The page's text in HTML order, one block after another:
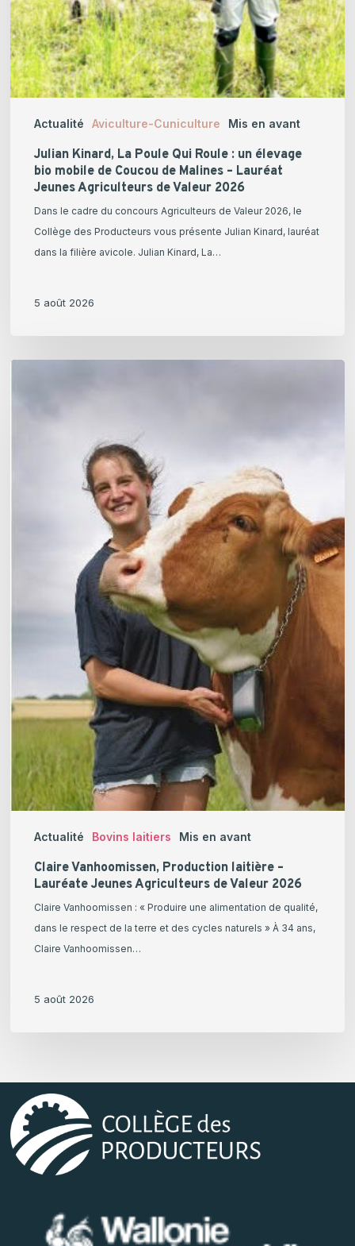
Actualité Aviculture-Cuniculture Mis en avant
Coucou
de
Malines
–
Jeunes
Agriculteurs
Valeur
2026
Julian Kinard, La Poule Qui Roule : un élevage
bio mobile de Coucou de Malines – Lauréat
Jeunes Agriculteurs de Valeur 2026
Dans le cadre du concours Agriculteurs de Valeur 2026, le
Collège des Producteurs vous présente Julian Kinard, lauréat
dans la filière avicole. Julian Kinard, La…
5 août 2026
Actualité Bovins laitiers Mis en avant
Claire Vanhoomissen, Production laitière –
Lauréate Jeunes Agriculteurs de Valeur 2026
Claire Vanhoomissen : « Produire une alimentation de qualité,
dans le respect de la terre et des cycles naturels » À 34 ans,
Claire Vanhoomissen…
5 août 2026